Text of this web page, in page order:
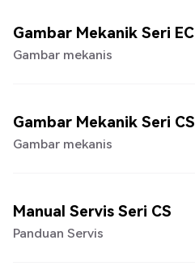
Gambar Mekanik Seri EC
Gambar mekanis
Gambar Mekanik Seri CS
Gambar mekanis
Manual Servis Seri CS
Panduan Servis